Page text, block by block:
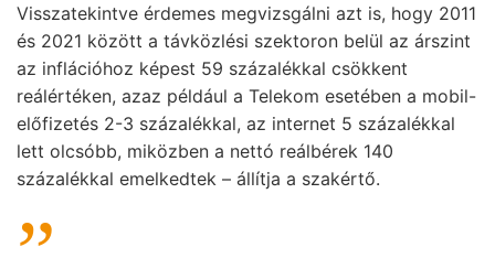
Visszatekintve érdemes megvizsgálni azt is, hogy 2011
és 2021 között a távközlési szektoron belül az árszint
az inflációhoz képest 59 százalékkal csökkent
reálértéken, azaz például a Telekom esetében a mobil-
előfizetés 2-3 százalékkal, az internet 5 százalékkal
lett olcsóbb, miközben a nettó reálbérek 140
százalékkal emelkedtek – állítja a szakértő.